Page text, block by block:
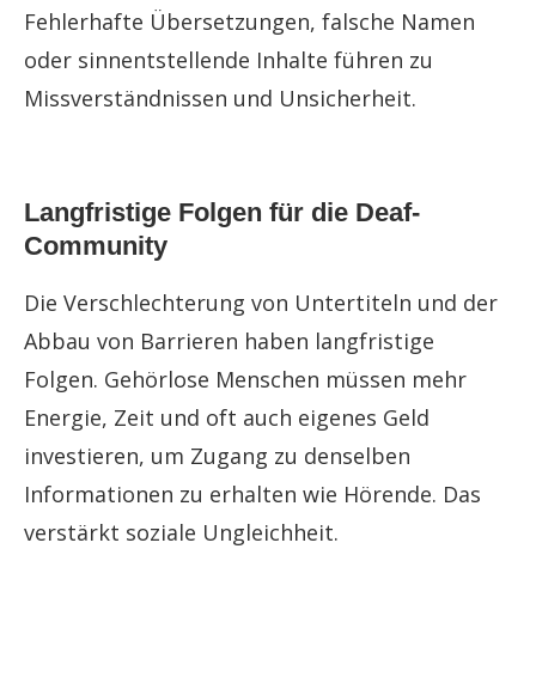
Fehlerhafte Übersetzungen, falsche Namen
oder sinnentstellende Inhalte führen zu
Missverständnissen und Unsicherheit.
Langfristige Folgen für die Deaf-
Community
Die Verschlechterung von Untertiteln und der
Abbau von Barrieren haben langfristige
Folgen. Gehörlose Menschen müssen mehr
Energie, Zeit und oft auch eigenes Geld
investieren, um Zugang zu denselben
Informationen zu erhalten wie Hörende. Das
verstärkt soziale Ungleichheit.